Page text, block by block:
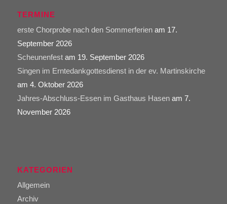
TERMINE
erste Chorprobe nach den Sommerferienam 17.
September 2026
Scheunenfestam 19. September 2026
Singen im Erntedankgottesdienst in der ev. Martinskirche
am 4. Oktober 2026
Jahres-Abschluss-Essen im Gasthaus Hasenam 7.
November 2026
KATEGORIEN
Allgemein
Archiv